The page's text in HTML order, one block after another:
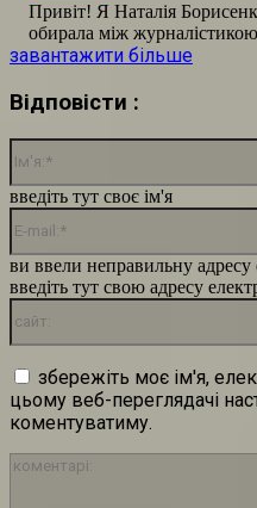
Привіт! Я Наталія
обирала між
завантажити більше
Відповісти :
введіть тут своє ім'я
ви ввели неправильну
введіть тут свою адресу
збережіть моє ім'я,
цьому веб-переглядачі
коментуватиму.